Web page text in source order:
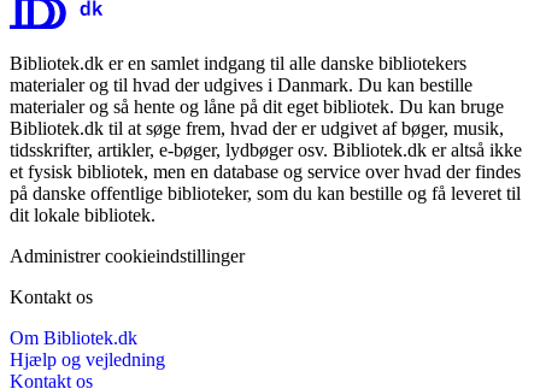
Bibliotek.dk er en samlet indgang til alle danske bibliotekers
materialer og til hvad der udgives i Danmark. Du kan bestille
materialer og så hente og låne på dit eget bibliotek. Du kan bruge
Bibliotek.dk til at søge frem, hvad der er udgivet af bøger, musik,
tidsskrifter, artikler, e-bøger, lydbøger osv. Bibliotek.dk er altså ikke
et fysisk bibliotek, men en database og service over hvad der findes
på danske offentlige biblioteker, som du kan bestille og få leveret til
dit lokale bibliotek.
Administrer cookieindstillinger
Kontakt os
Om Bibliotek.dk
Hjælp og vejledning
Kontakt os